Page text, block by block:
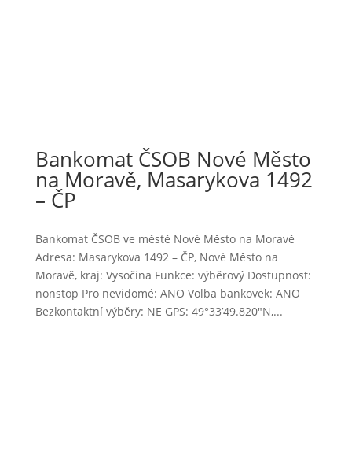
Bankomat ČSOB Nové Město
na Moravě, Masarykova 1492
– ČP
Bankomat ČSOB ve městě Nové Město na Moravě
Adresa: Masarykova 1492 – ČP, Nové Město na
Moravě, kraj: Vysočina Funkce: výběrový Dostupnost:
nonstop Pro nevidomé: ANO Volba bankovek: ANO
Bezkontaktní výběry: NE GPS: 49°33’49.820″N,...